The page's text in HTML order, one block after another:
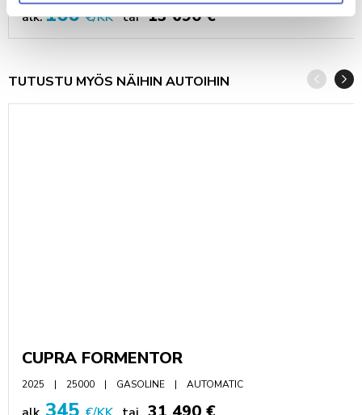
alk.166€/KK tai 13 690 €
TUTUSTU MYÖS NÄIHIN AUTOIHIN
CUPRA FORMENTOR
2025 25000 GASOLINE AUTOMATIC